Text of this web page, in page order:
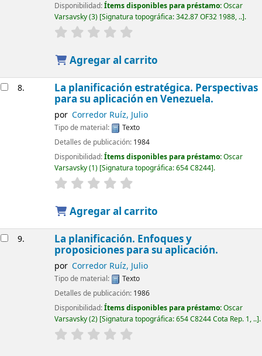
Disponibilidad:Ítems disponibles para préstamo:Oscar
Varsavsky(3) Signatura topográfica:342.87 OF32 1988, .. .
Agregar al carrito
8. La planificación estratégica. Perspectivas
para su aplicación en Venezuela.
por Corredor Ruíz, Julio
Tipo de material:
Texto
Detalles de publicación: 1984
Disponibilidad:Ítems disponibles para préstamo:Oscar
Varsavsky(1) Signatura topográfica:654 C8244 .
Agregar al carrito
9. La planificación. Enfoques y
proposiciones para su aplicación.
por Corredor Ruíz, Julio
Tipo de material:
Texto
Detalles de publicación: 1986
Disponibilidad:Ítems disponibles para préstamo:Oscar
Varsavsky(2) Signatura topográfica:654 C8244 Cota Rep. 1, .. .